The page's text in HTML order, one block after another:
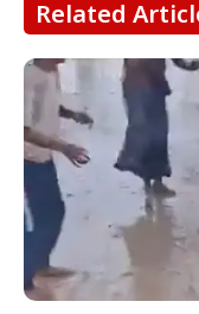
Related